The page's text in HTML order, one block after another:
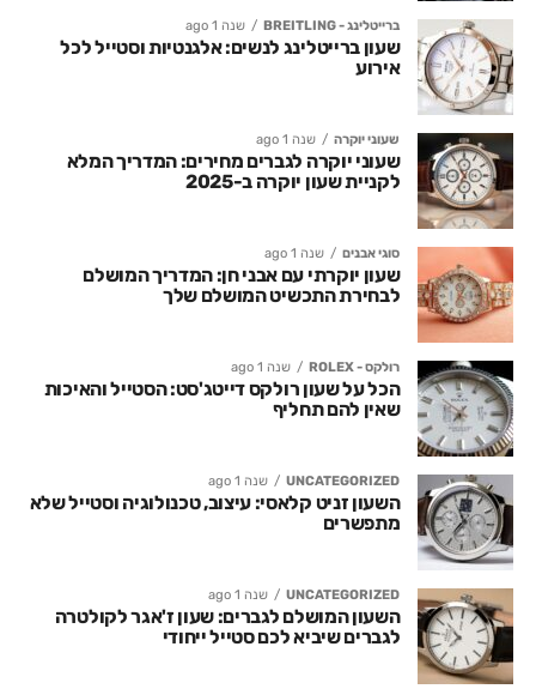
ברייטלינג - BREITLING שנה 1 ago
שעון ברייטלינג לנשים: אלגנטיות וסטייל לכל
אירוע
שעוני יוקרה שנה 1 ago
שעוני יוקרה לגברים מחירים: המדריך המלא
לקניית שעון יוקרה ב-2025
סוגי אבנים שנה 1 ago
שעון יוקרתי עם אבני חן: המדריך המושלם
לבחירת התכשיט המושלם שלך
רולקס - ROLEX שנה 1 ago
הכל על שעון רולקס דייטג'סט: הסטייל והאיכות
שאין להם תחליף
UNCATEGORIZED שנה 1 ago
השעון זניט קלאסי: עיצוב, טכנולוגיה וסטייל שלא
מתפשרים
UNCATEGORIZED שנה 1 ago
השעון המושלם לגברים: שעון ז'אגר לקולטרה
לגברים שיביא לכם סטייל ייחודי